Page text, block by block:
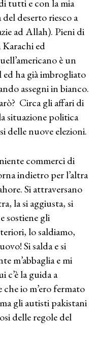
tutti e con la mia
deserto riesco a
ad Allah). Pieni di
Karachi ed
è un
ha già imbrogliato
assegni in bianco.
Circa gli affari di
situazione politica
delle nuove elezioni.
commerci di
indietro per l’altra
Si attraversano
la si aggiusta, si
sostiene gli
lo saldiamo,
Si salda e si
m’abbaglia e mi
c’è la guida a
che io m’ero fermato
gli autisti pakistani
delle regole del